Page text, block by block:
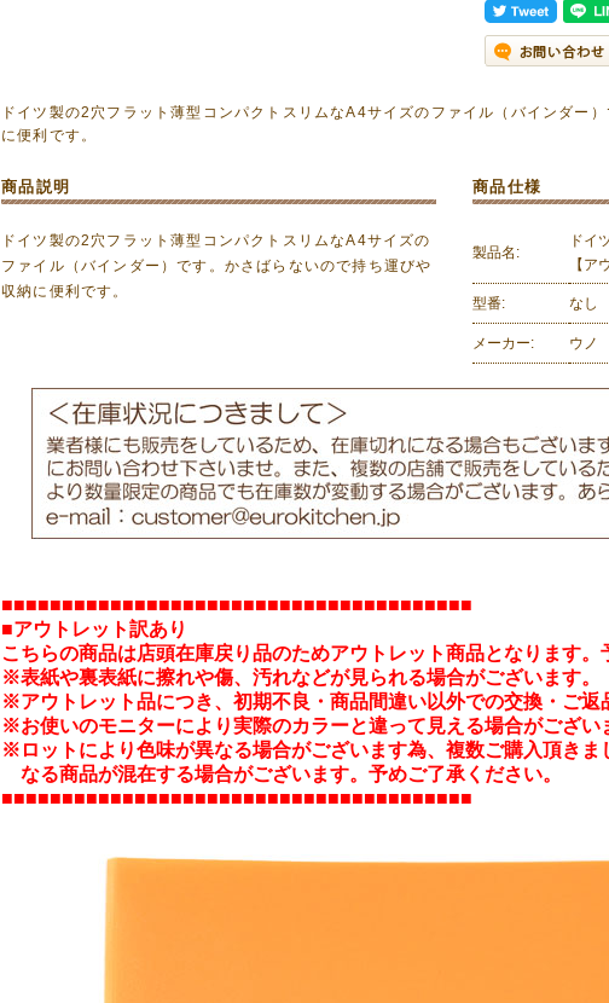
ドイツ製の2穴フラット薄型コンパクトスリムなA4サイズのファイル（バインダー
に便利です。
商品説明
ドイツ製の2穴フラット薄型コンパクトスリムなA4サイズの
ファイル（バインダー）です。かさばらないので持ち運びや
収納に便利です。
商品仕様
製品名:
ドイ
【ア
型番: なし
メーカー: ウノ
■■■■■■■■■■■■■■■■■■■■■■■■■■■■■■■■■■■■■■■
■アウトレット訳あり
こちらの商品は店頭在庫戻り品のためアウトレット商品となります。
※表紙や裏表紙に擦れや傷、汚れなどが見られる場合がございます。
※アウトレット品につき、初期不良・商品間違い以外での交換・ご返
※お使いのモニターにより実際のカラーと違って見える場合がござい
※ロットにより色味が異なる場合がございます為、複数ご購入頂きま
なる商品が混在する場合がございます。予めご了承ください。
■■■■■■■■■■■■■■■■■■■■■■■■■■■■■■■■■■■■■■■